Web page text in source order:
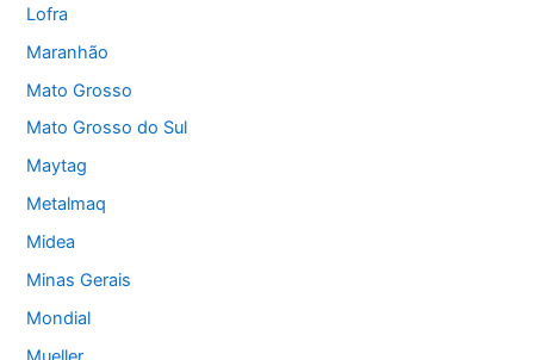
Lofra
Maranhão
Mato Grosso
Mato Grosso do Sul
Maytag
Metalmaq
Midea
Minas Gerais
Mondial